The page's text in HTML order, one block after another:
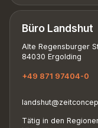
Büro Landshut
Alte Regensburger
84030 Ergolding
+49 871 97404-0
Tätig in den